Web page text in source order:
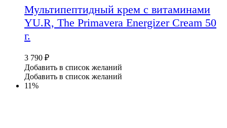
Мультипептидный крем с витаминами
YU.R, The Primavera Energizer Cream 50
г.
3 790 ₽
Добавить в список желаний
Добавить в список желаний
11%